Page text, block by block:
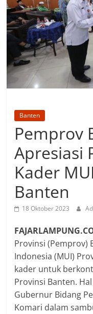
Banten
Pemprov
Apresiasi
Kader
Banten
18 Oktober 2023
Provinsi (Pemprov)
Indonesia (MUI)
kader untuk
Provinsi Banten.
Gubernur Bidang
Komari dalam